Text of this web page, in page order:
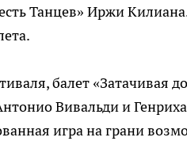
Танцев» Иржи
балет «Затачивая
Вивальди и
игра на грани